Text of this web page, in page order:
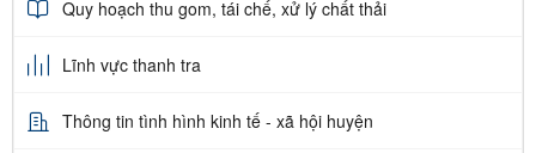
Quy hoạch thu gom, tái chế, xử lý chất thải
Lĩnh vực thanh tra
Thông tin tình hình kinh tế - xã hội huyện